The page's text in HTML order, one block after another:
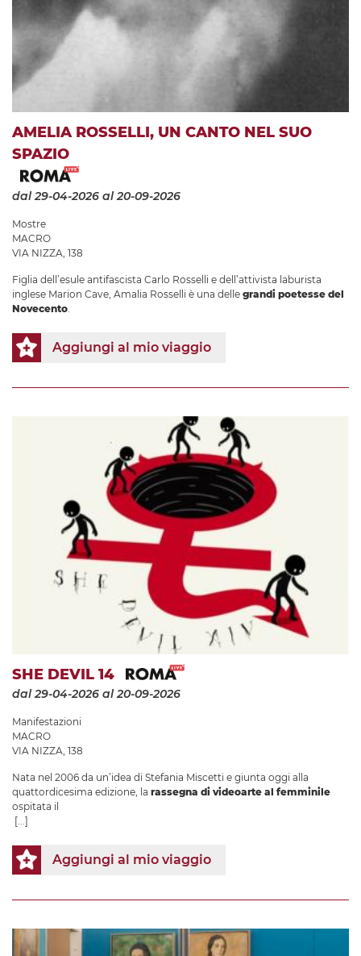
AMELIA ROSSELLI, UN CANTO NEL SUO
SPAZIO
dal 29-04-2026 al 20-09-2026
Mostre
MACRO
VIA NIZZA, 138
Figlia dell’esule antifascista Carlo Rosselli e dell’attivista laburista
inglese Marion Cave, Amalia Rosselli è una delle grandi poetesse del
Novecento.
Aggiungi al mio viaggio
SHE DEVIL 14
dal 29-04-2026 al 20-09-2026
Manifestazioni
MACRO
VIA NIZZA, 138
Nata nel 2006 da un’idea di Stefania Miscetti e giunta oggi alla
quattordicesima edizione, la rassegna di videoarte al femminile
ospitata il
[...]
Aggiungi al mio viaggio